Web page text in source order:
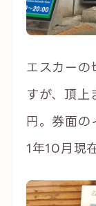
エスカーの
すが、頂
円。券面
1年10月現